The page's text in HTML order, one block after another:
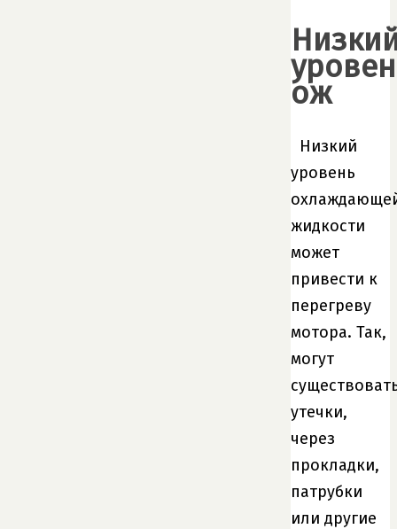
ож
Низкий
уровень
жидкости
может
привести к
перегреву
мотора. Так,
могут
утечки,
через
прокладки,
патрубки
или другие